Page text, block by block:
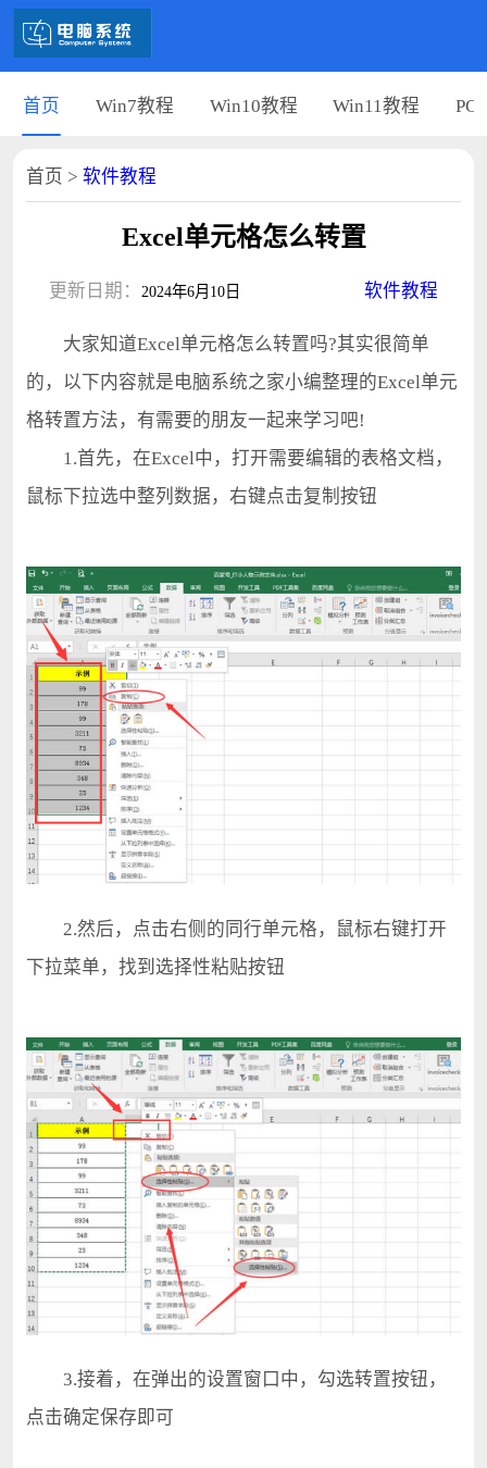
首页 Win7教程 Win10教程 Win11教程 PC
首页 > 软件教程
Excel单元格怎么转置
更新日期： 2024年6月10日 软件教程
大家知道Excel单元格怎么转置吗?其实很简单
的，以下内容就是电脑系统之家小编整理的Excel单元
格转置方法，有需要的朋友一起来学习吧!
1.首先，在Excel中，打开需要编辑的表格文档，
鼠标下拉选中整列数据，右键点击复制按钮
2.然后，点击右侧的同行单元格，鼠标右键打开
下拉菜单，找到选择性粘贴按钮
3.接着，在弹出的设置窗口中，勾选转置按钮，
点击确定保存即可